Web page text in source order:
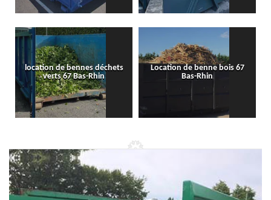
location de bennes déchets
verts 67 Bas-Rhin
Location de benne bois 67
Bas-Rhin